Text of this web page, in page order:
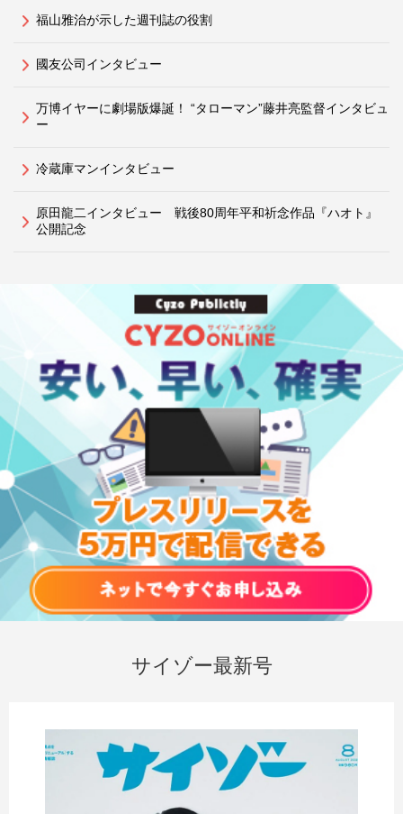
福山雅治が示した週刊誌の役割
國友公司インタビュー
万博イヤーに劇場版爆誕！ “タローマン”藤井亮監督インタビュ
ー
冷蔵庫マンインタビュー
原田龍二インタビュー 戦後80周年平和祈念作品『ハオト』
公開記念
サイゾー最新号